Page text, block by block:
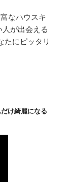
なハウスキ
が出会える
たにピッタリ
け綺麗になる